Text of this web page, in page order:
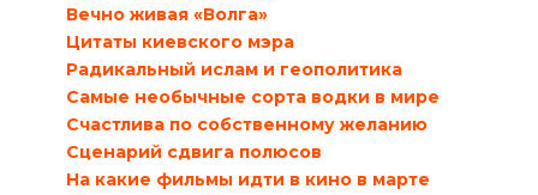
Вечно живая «Волга»
Цитаты киевского мэра
Радикальный ислам и геополитика
Самые необычные сорта водки в мире
Счастлива по собственному желанию
Сценарий сдвига полюсов
На какие фильмы идти в кино в марте